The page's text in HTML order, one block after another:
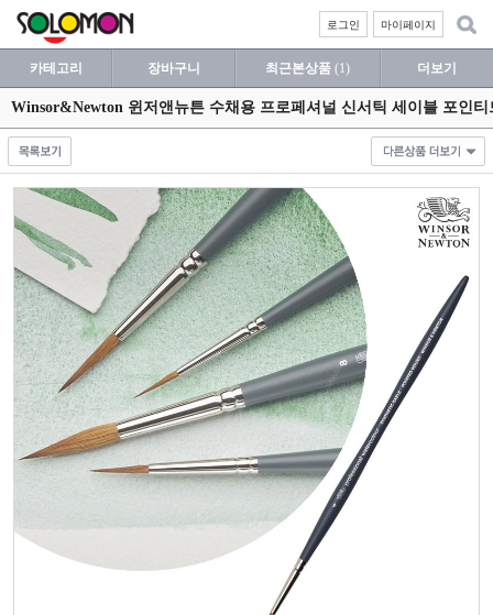
마이페이지
로그인
카테고리 장바구니 최근본상품 (1) 더보기
Winsor&Newton 윈저앤뉴튼 수채용 프로페셔널 신서틱 세이블 포인티